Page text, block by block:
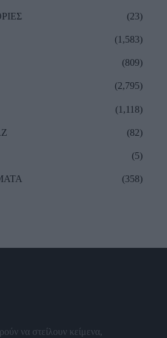
(23)
(1,583)
(809)
(2,795)
(1,118)
(82)
(5)
(358)
να στείλουν κείμενα,